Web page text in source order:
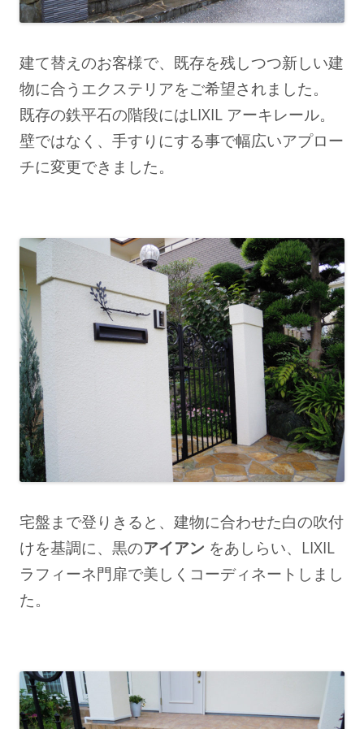
建て替えのお客様で、既存を残しつつ新しい建
物に合うエクステリアをご希望されました。
既存の鉄平石の階段にはLIXIL アーキレール。
壁ではなく、手すりにする事で幅広いアプロー
チに変更できました。
宅盤まで登りきると、建物に合わせた白の吹付
けを基調に、 黒のアイアン をあしらい、LIXIL
ラフィーネ門扉で美しくコーディネートしまし
た。